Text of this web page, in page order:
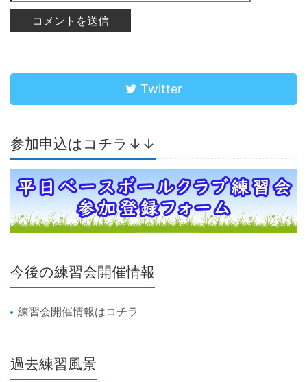
Twitter
参加申込はコチラ↓↓
今後の練習会開催情報
練習会開催情報はコチラ
過去練習風景